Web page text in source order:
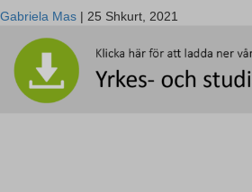
Gabriela Mas | 25 Shkurt, 2021